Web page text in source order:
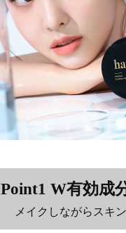
Point1 W有効成
メイクしながらスキ